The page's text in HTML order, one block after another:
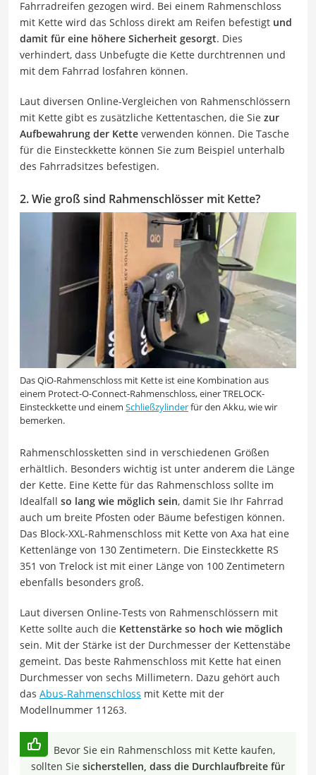
Fahrradreifen gezogen wird. Bei einem Rahmenschloss
mit Kette wird das Schloss direkt am Reifen befestigt und
damit für eine höhere Sicherheit gesorgt. Dies
verhindert, dass Unbefugte die Kette durchtrennen und
mit dem Fahrrad losfahren können.
Laut diversen Online-Vergleichen von Rahmenschlössern
mit Kette gibt es zusätzliche Kettentaschen, die Sie zur
Aufbewahrung der Kette verwenden können. Die Tasche
für die Einsteckkette können Sie zum Beispiel unterhalb
des Fahrradsitzes befestigen.
2. Wie groß sind Rahmenschlösser mit Kette?
Das QiO-Rahmenschloss mit Kette ist eine Kombination aus
einem Protect-O-Connect-Rahmenschloss, einer TRELOCK-
Einsteckkette und einem Schließzylinderfür den Akku, wie wir
bemerken.
Rahmenschlossketten sind in verschiedenen Größen
erhältlich. Besonders wichtig ist unter anderem die Länge
der Kette. Eine Kette für das Rahmenschloss sollte im
Idealfall so lang wie möglich sein, damit Sie Ihr Fahrrad
auch um breite Pfosten oder Bäume befestigen können.
Das Block-XXL-Rahmenschloss mit Kette von Axa hat eine
Kettenlänge von 130 Zentimetern. Die Einsteckkette RS
351 von Trelock ist mit einer Länge von 100 Zentimetern
ebenfalls besonders groß.
Laut diversen Online-Tests von Rahmenschlössern mit
Kette sollte auch die Kettenstärke so hoch wie möglich
sein. Mit der Stärke ist der Durchmesser der Kettenstäbe
gemeint. Das beste Rahmenschloss mit Kette hat einen
Durchmesser von sechs Millimetern. Dazu gehört auch
das Abus-Rahmenschloss mit Kette mit der
Modellnummer 11263.
Bevor Sie ein Rahmenschloss mit Kette kaufen,
sollten Sie sicherstellen, dass die Durchlaufbreite für